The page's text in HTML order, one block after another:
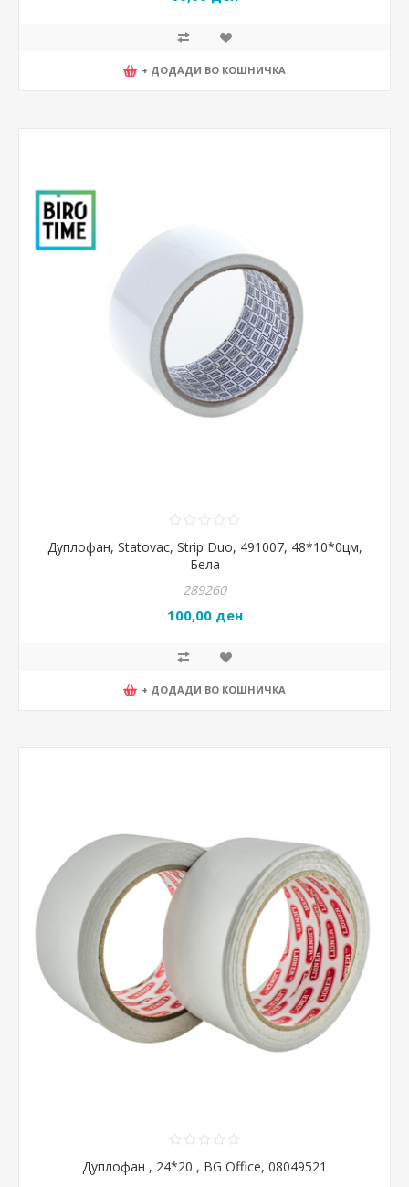
+ ДОДАДИ ВО КОШНИЧКА
Дуплофан, Statovac, Strip Duo, 491007, 48*10*0цм,
Бела
289260
100,00 ден
+ ДОДАДИ ВО КОШНИЧКА
Дуплофан , 24*20 , BG Office, 08049521